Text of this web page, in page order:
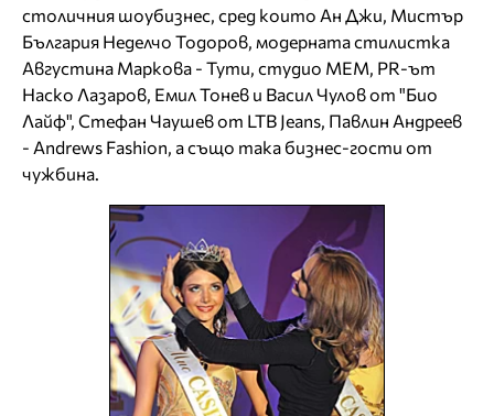
столичния шоубизнес, сред които Ан Джи, Мистър
България Неделчо Тодоров, модерната стилистка
Августина Маркова - Тути, студио МЕМ, PR-ът
Наско Лазаров, Емил Тонев и Васил Чулов от "Био
Лайф", Стефан Чаушев от LTB Jeans, Павлин Андреев
- Andrews Fashion, а също така бизнес-гости от
чужбина.